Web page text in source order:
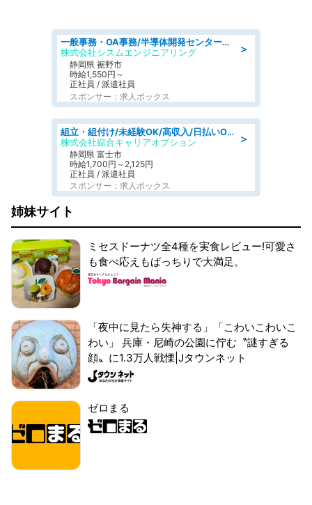
＞
一般事務・OA事務/半導体開発センター内で事務&軽作業スタッフ、募集
株式会社シスムエンジニアリング
静岡県 裾野市
時給1,550円～
正社員 / 派遣社員
スポンサー：求人ボックス
＞
組立・組付け/未経験OK/高収入/日払いOK/交替制/20・30・40代活躍中
株式会社綜合キャリアオプション
静岡県 富士市
時給1,700円～2,125円
正社員 / 派遣社員
スポンサー：求人ボックス
姉妹サイト
ミセスドーナツ全4種を実食レビュー!可愛さ
も食べ応えもばっちりで大満足。
「夜中に見たら失神する」「こわいこわいこ
わい」 兵庫・尼崎の公園に佇む〝謎すぎる
顔〟に1.3万人戦慄|Jタウンネット
ゼロまる